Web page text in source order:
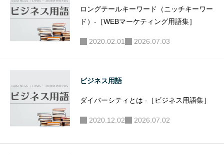
ロングテールキーワード（ニッチキーワー
ド）-［WEBマーケティング用語集］
2020.02.01 2026.07.03
ビジネス用語
ダイバーシティとは -［ビジネス用語集］
2020.12.02 2026.07.02